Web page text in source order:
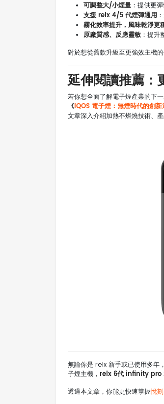
可調整大/小煙量 ：提供更
支援 relx 4/5 代煙彈通用
霧化效率提升，風味乾淨更
原廠質感、反應靈敏 ：提升
對於想從舊款升級至更強效主機
延伸閱讀推薦：
若你想全面了解電子煙產業的下
《IQOS 電子煙：無煙時代的創新
文章深入介紹加熱不燃燒技術、
無論你是 relx 新手或已使用多年
子煙主機， relx 6代 infinity pro
透過本文章，你能更快速掌握悅